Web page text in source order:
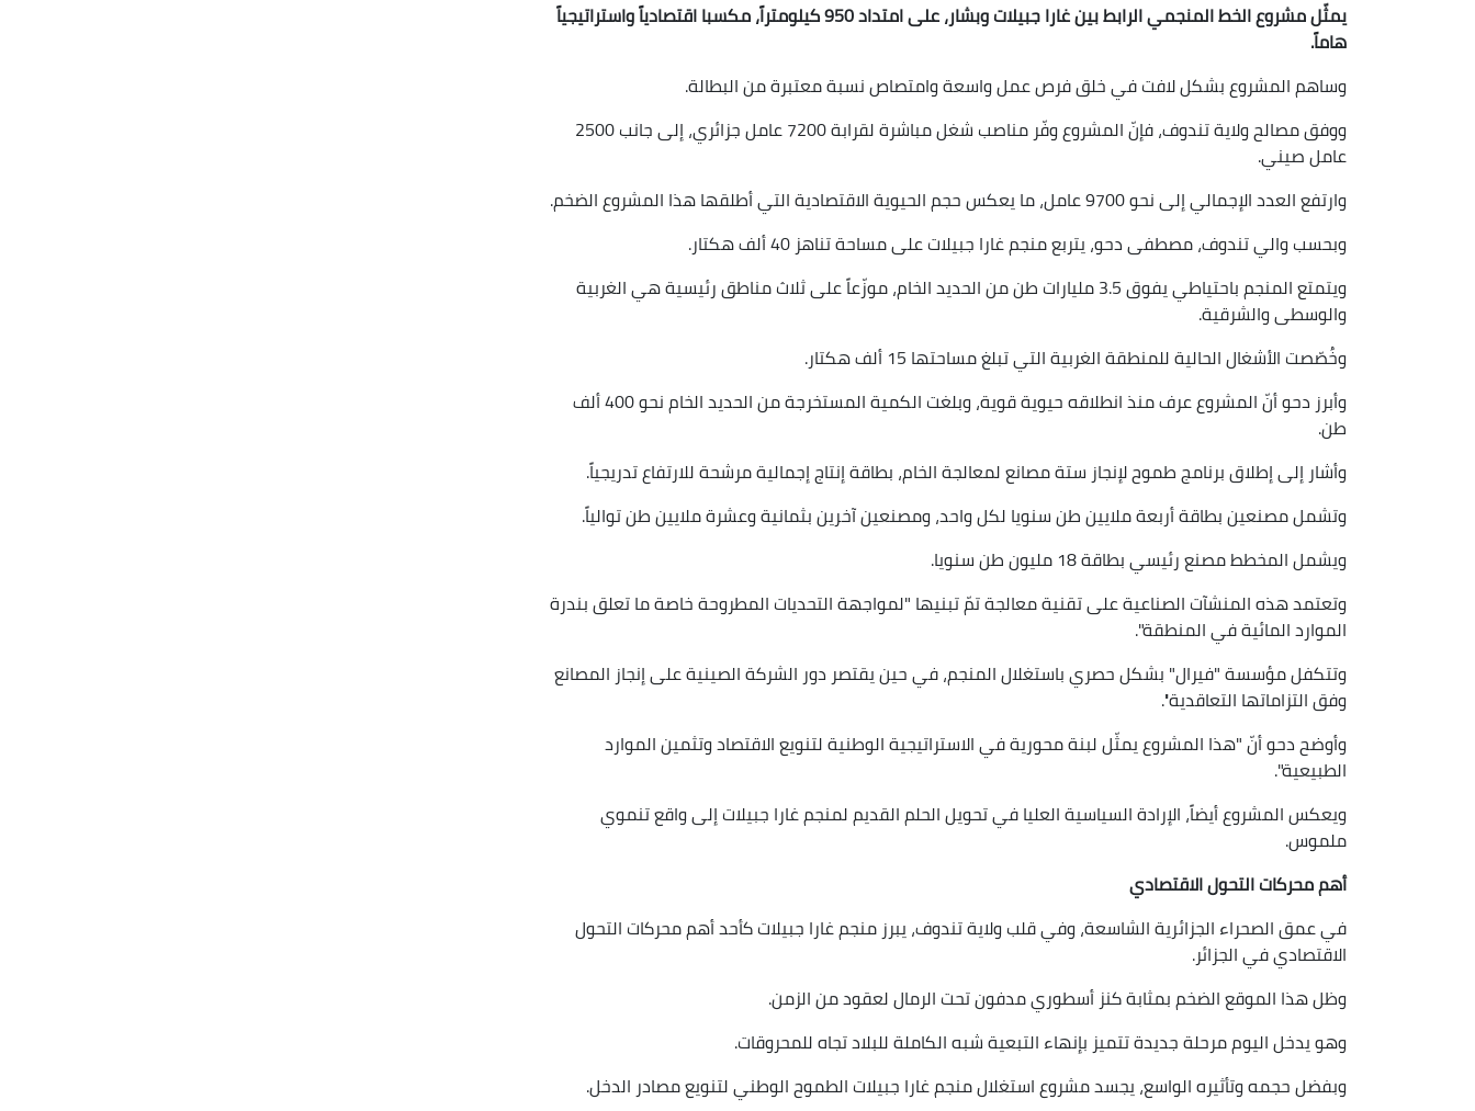
يمثّل مشروع الخط المنجمي الرابط بين غارا جبيلات وبشار، على امتداد 950 كيلومتراً، مكسبا اقتصادياً واستراتيجياً
هاماً.
وساهم المشروع بشكل لافت في خلق فرص عمل واسعة وامتصاص نسبة معتبرة من البطالة.
ووفق مصالح ولاية تندوف، فإنّ المشروع وفّر مناصب شغل مباشرة لقرابة 7200 عامل جزائري، إلى جانب 2500
عامل صيني.
وارتفع العدد الإجمالي إلى نحو 9700 عامل، ما يعكس حجم الحيوية الاقتصادية التي أطلقها هذا المشروع الضخم.
وبحسب والي تندوف، مصطفى دحو، يتربع منجم غارا جبيلات على مساحة تناهز 40 ألف هكتار.
ويتمتع المنجم باحتياطي يفوق 3.5 مليارات طن من الحديد الخام، موزّعاً على ثلاث مناطق رئيسية هي الغربية
والوسطى والشرقية.
وخُصّصت الأشغال الحالية للمنطقة الغربية التي تبلغ مساحتها 15 ألف هكتار.
وأبرز دحو أنّ المشروع عرف منذ انطلاقه حيوية قوية، وبلغت الكمية المستخرجة من الحديد الخام نحو 400 ألف
طن.
وأشار إلى إطلاق برنامج طموح لإنجاز ستة مصانع لمعالجة الخام، بطاقة إنتاج إجمالية مرشحة للارتفاع تدريجياً.
وتشمل مصنعين بطاقة أربعة ملايين طن سنويا لكل واحد، ومصنعين آخرين بثمانية وعشرة ملايين طن توالياً.
ويشمل المخطط مصنع رئيسي بطاقة 18 مليون طن سنويا.
وتعتمد هذه المنشآت الصناعية على تقنية معالجة تمّ تبنيها "لمواجهة التحديات المطروحة خاصة ما تعلق بندرة
الموارد المائية في المنطقة".
وتتكفل مؤسسة "فيرال" بشكل حصري باستغلال المنجم، في حين يقتصر دور الشركة الصينية على إنجاز المصانع
وفق التزاماتها التعاقدية''.
وأوضح دحو أنّ "هذا المشروع يمثّل لبنة محورية في الاستراتيجية الوطنية لتنويع الاقتصاد وتثمين الموارد
الطبيعية".
ويعكس المشروع أيضاً، الإرادة السياسية العليا في تحويل الحلم القديم لمنجم غارا جبيلات إلى واقع تنموي
ملموس.
أهم محركات التحول الاقتصادي
في عمق الصحراء الجزائرية الشاسعة، وفي قلب ولاية تندوف، يبرز منجم غارا جبيلات كأحد أهم محركات التحول
الاقتصادي في الجزائر.
وظل هذا الموقع الضخم بمثابة كنز أسطوري مدفون تحت الرمال لعقود من الزمن.
وهو يدخل اليوم مرحلة جديدة تتميز بإنهاء التبعية شبه الكاملة للبلاد تجاه للمحروقات.
وبفضل حجمه وتأثيره الواسع، يجسد مشروع استغلال منجم غارا جبيلات الطموح الوطني لتنويع مصادر الدخل.